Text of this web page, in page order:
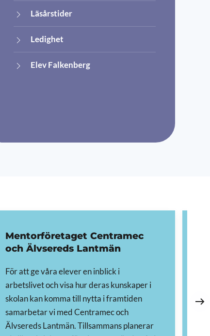
Läsårstider
Ledighet
Elev Falkenberg
Mentorföretaget Centramec
och Älvsereds Lantmän
För att ge våra elever en inblick i
arbetslivet och visa hur deras kunskaper i
skolan kan komma till nytta i framtiden
samarbetar vi med Centramec och
Älvsereds Lantmän. Tillsammans planerar